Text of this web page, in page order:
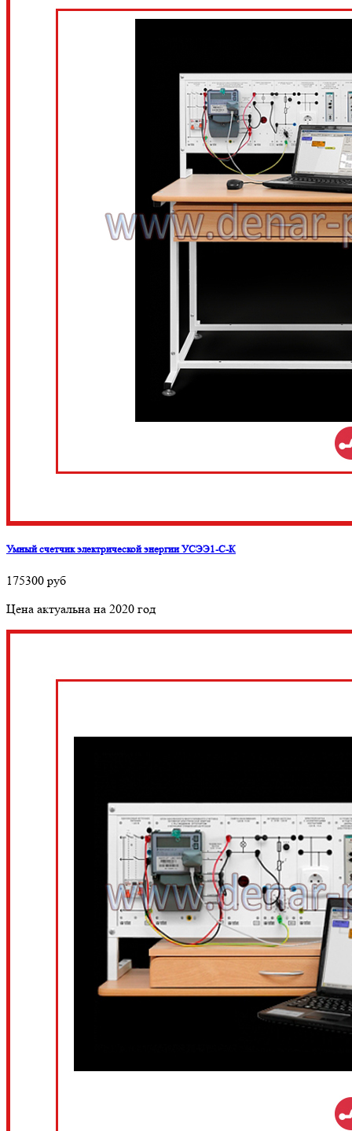
Умный счетчик электрической энергии УСЭЭ1-С-К
175300 руб
Цена актуальна на 2020 год